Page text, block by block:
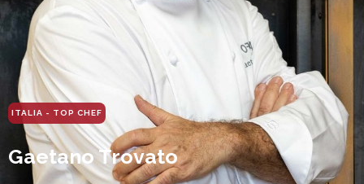
ITALIA - TOP CHEF
Gaetano Trovato